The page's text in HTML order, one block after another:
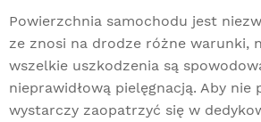
Powierzchnia samochodu jest
ze znosi na drodze różne warunki,
wszelkie uszkodzenia są
nieprawidłową pielęgnacją. Aby nie
wystarczy zaopatrzyć się w